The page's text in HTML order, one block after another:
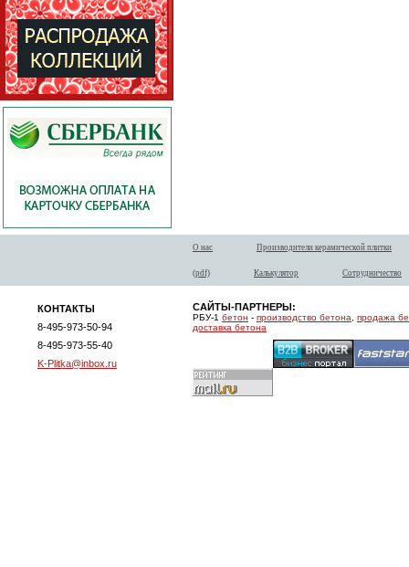
О нас Производители керамической плитки
(pdf) Калькулятор Сотрудничество
КОНТАКТЫ
8-495-973-50-94
8-495-973-55-40
K-Plitka@inbox.ru
САЙТЫ-ПАРТНЕРЫ:
РБУ-1 бетон - производство бетона
продажа
доставка бетона